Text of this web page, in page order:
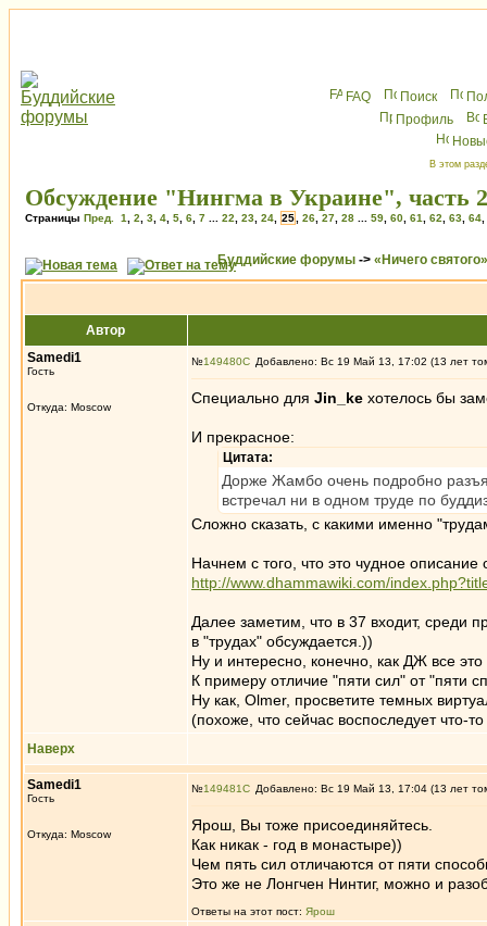
FAQ Поиск
Профиль
В этом
Обсуждение "Нингма в Украине", часть 2
Страницы Пред. 1 2 3 4 5 6 7 22 23 24 25 26 27 28 59 60 61 62 63 64
Буддийские форумы -> «Ничего святого»
Автор
Samedi1
Гость
Откуда: Moscow
№149480 Добавлено: Вс 19 Май 13, 17:02 (13 лет
Специально для Jin_ke хотелось бы
И прекрасное:
Цитата:
Дорже Жамбо очень подробно
встречал ни в одном труде по
Сложно сказать, с какими именно
Начнем с того, что это чудное
http://www.dhammawiki.com/
Далее заметим, что в 37 входит, среди
в "трудах" обсуждается.))
Ну и интересно, конечно, как ДЖ все это
К примеру отличие "пяти сил" от "пяти
Ну как, Olmer, просветите темных
(похоже, что сейчас воспоследует что-
Наверх
Samedi1
Гость
Откуда: Moscow
№149481 Добавлено: Вс 19 Май 13, 17:04 (13 лет
Ярош, Вы тоже присоединяйтесь.
Как никак - год в монастыре))
Чем пять сил отличаются от пяти
Это же не Лонгчен Нинтиг, можно и
Ответы на этот пост: Ярош